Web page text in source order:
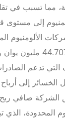
الصراعات
التي تدعم